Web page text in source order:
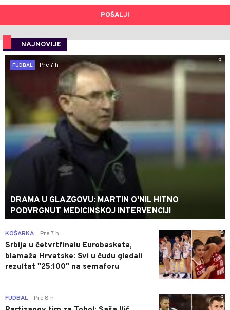
POŠALJI
NAJNOVIJE
0
FUDBAL
Pre 7 h
DRAMA U GLAZGOVU: MARTIN O'NIL HITNO
PODVRGNUT MEDICINSKOJ INTERVENCIJI
0
KOŠARKA Pre 7 h
Srbija u četvrtfinalu Eurobasketa,
blamaža Hrvatske: Svi u čudu gledali
rezultat "25:100" na semaforu
0
FUDBAL Pre 8 h